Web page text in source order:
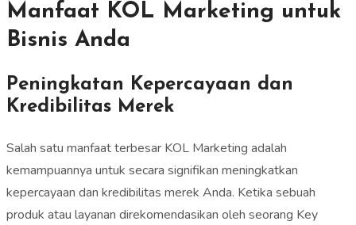
Manfaat KOL Marketing untuk
Bisnis Anda
Peningkatan Kepercayaan dan
Kredibilitas Merek
Salah satu manfaat terbesar KOL Marketing adalah
kemampuannya untuk secara signifikan meningkatkan
kepercayaan dan kredibilitas merek Anda. Ketika sebuah
produk atau layanan direkomendasikan oleh seorang Key